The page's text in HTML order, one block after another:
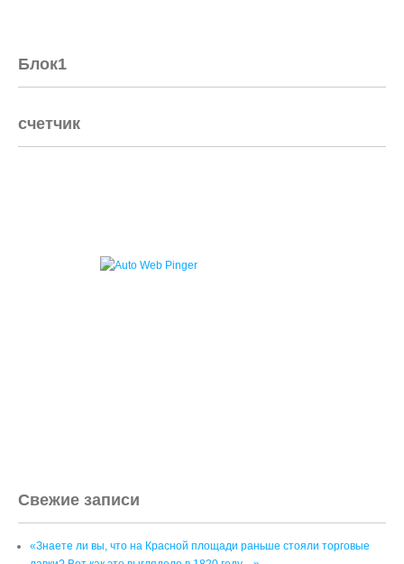
Блок1
счетчик
Свежие записи
«Знаете ли вы, что на Красной площади раньше стояли торговые